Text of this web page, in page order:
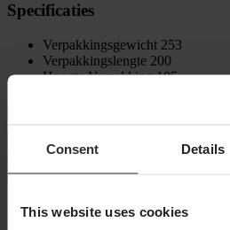
Consent Details
This website uses cookies
Specificaties
Verpakkingsgewicht 253
Verpakkingslengte 200
Hoogte Verpakking105
Veiligheidsinformatie
Klantenbeoordelingen (5)